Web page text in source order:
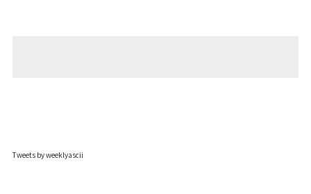
Tweets by weeklyascii